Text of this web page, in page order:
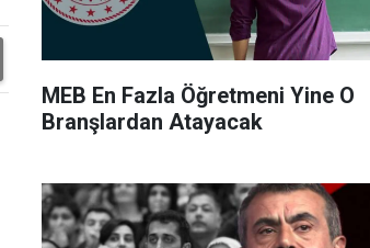
MEB En Fazla Öğretmeni Yine O
Branşlardan Atayacak